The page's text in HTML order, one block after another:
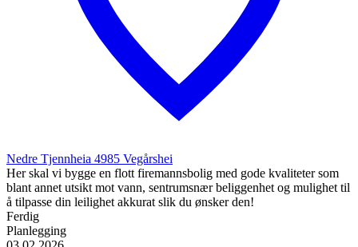
Nedre Tjennheia 4985 Vegårshei
Her skal vi bygge en flott firemannsbolig med gode kvaliteter som
blant annet utsikt mot vann, sentrumsnær beliggenhet og mulighet til
å tilpasse din leilighet akkurat slik du ønsker den!
Ferdig
Planlegging